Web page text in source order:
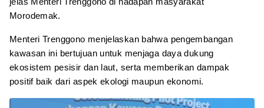
Morodemak.
Menteri Trenggono menjelaskan bahwa pengembangan
kawasan ini bertujuan untuk menjaga daya dukung
ekosistem pesisir dan laut, serta memberikan dampak
positif baik dari aspek ekologi maupun ekonomi.